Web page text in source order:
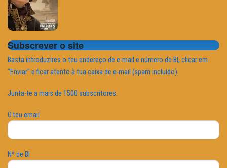
Subscrever o site
Basta introduzires o teu endereço de e-mail e número de BI, clicar em
"Enviar" e ficar atento à tua caixa de e-mail (spam incluído).
Junta-te a mais de 1500 subscritores.
O teu email
Nº de BI